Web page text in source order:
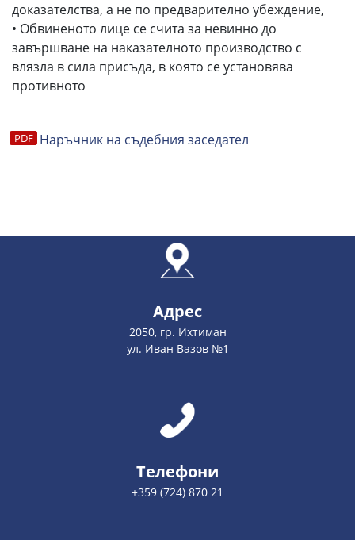
доказателства, а не по предварително убеждение,
• Обвиненото лице се счита за невинно до
завършване на наказателното производство с
влязла в сила присъда, в която се установява
противното
Наръчник на съдебния заседател
Адрес
2050, гр. Ихтиман
ул. Иван Вазов №1
Телефони
+359 (724) 870 21